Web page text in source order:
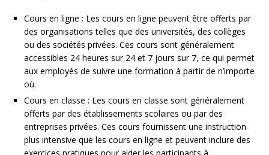
Cours en ligne : Les cours en ligne peuvent être offerts par
des organisations telles que des universités, des collèges
ou des sociétés privées. Ces cours sont généralement
accessibles 24 heures sur 24 et 7 jours sur 7, ce qui permet
aux employés de suivre une formation à partir de n’importe
où.
Cours en classe : Les cours en classe sont généralement
offerts par des établissements scolaires ou par des
entreprises privées. Ces cours fournissent une instruction
plus intensive que les cours en ligne et peuvent inclure des